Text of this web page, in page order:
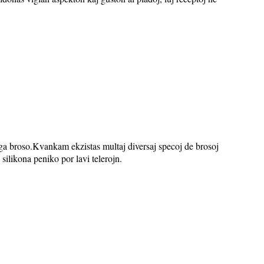
broso.Kvankam ekzistas multaj diversaj specoj de brosoj
peniko por lavi telerojn.